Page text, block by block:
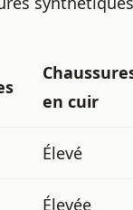
en cuir
Élevé
Élevée